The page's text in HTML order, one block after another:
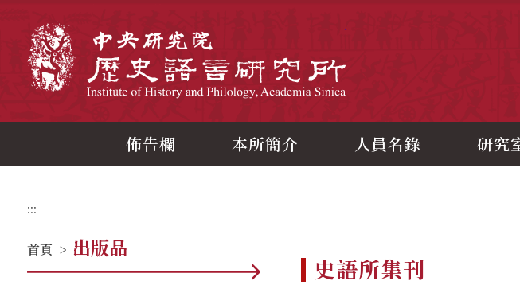
佈告欄 本所簡介 人員名錄 研究
:::
首頁 > 出版品
史語所集刊